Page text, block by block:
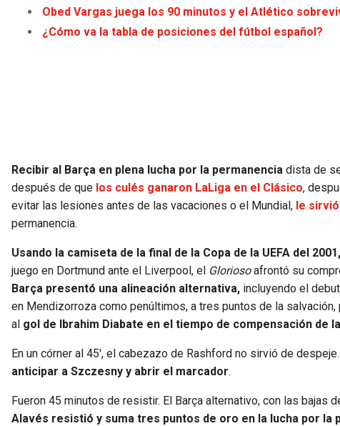
Obed Vargas juega los 90 minutos y el Atlético
¿Cómo va la tabla de posiciones del fútbol español?
Recibir al Barça en plena lucha por la permanencia dista de
después de que los culés ganaron LaLiga en el Clásico,
evitar las lesiones antes de las vacaciones o el Mundial, le
permanencia.
Usando la camiseta de la final de la Copa de la UEFA del
juego en Dortmund ante el Liverpool, el Gloriosoafrontó su
Barça presentó una alineación alternativa, incluyendo el
en Mendizorroza como penúltimos, a tres puntos de la salvación,
al gol de Ibrahim Diabate en el tiempo de compensación de
En un córner al 45′, el cabezazo de Rashford no sirvió de despeje.
anticipar a Szczesny y abrir el marcador.
Fueron 45 minutos de resistir. El Barça alternativo, con las bajas
Alavés resistió y suma tres puntos de oro en la lucha por la